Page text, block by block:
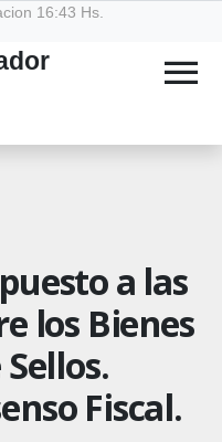
16:43 Hs.
menu
a las
los Bienes
Fiscal.